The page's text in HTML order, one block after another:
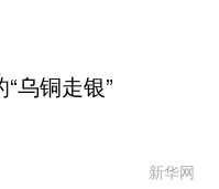
乌铜走银”
新华网